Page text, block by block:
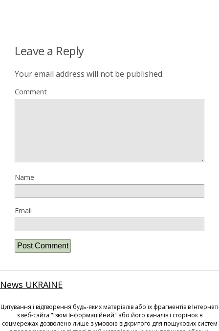
Leave a Reply
Your email address will not be published.
Comment
Name
Email
News UKRAINE
Цитування і відтворення будь-яких матеріалів або їх фрагментів в Інтернеті
з веб-сайта "Ізюм Інформаційний" або його каналів і сторінок в
соцмережах дозволено лише з умовою відкритого для пошукових систем